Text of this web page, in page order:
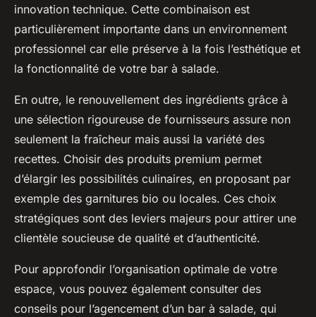
innovation technique. Cette combinaison est
particulièrement importante dans un environnement
professionnel car elle préserve à la fois l’esthétique et
la fonctionnalité de votre bar à salade.
En outre, le renouvellement des ingrédients grâce à
une sélection rigoureuse de fournisseurs assure non
seulement la fraîcheur mais aussi la variété des
recettes. Choisir des produits premium permet
d’élargir les possibilités culinaires, en proposant par
exemple des garnitures bio ou locales. Ces choix
stratégiques sont des leviers majeurs pour attirer une
clientèle soucieuse de qualité et d’authenticité.
Pour approfondir l’organisation optimale de votre
espace, vous pouvez également consulter des
conseils pour l’agencement d’un bar à salade, qui